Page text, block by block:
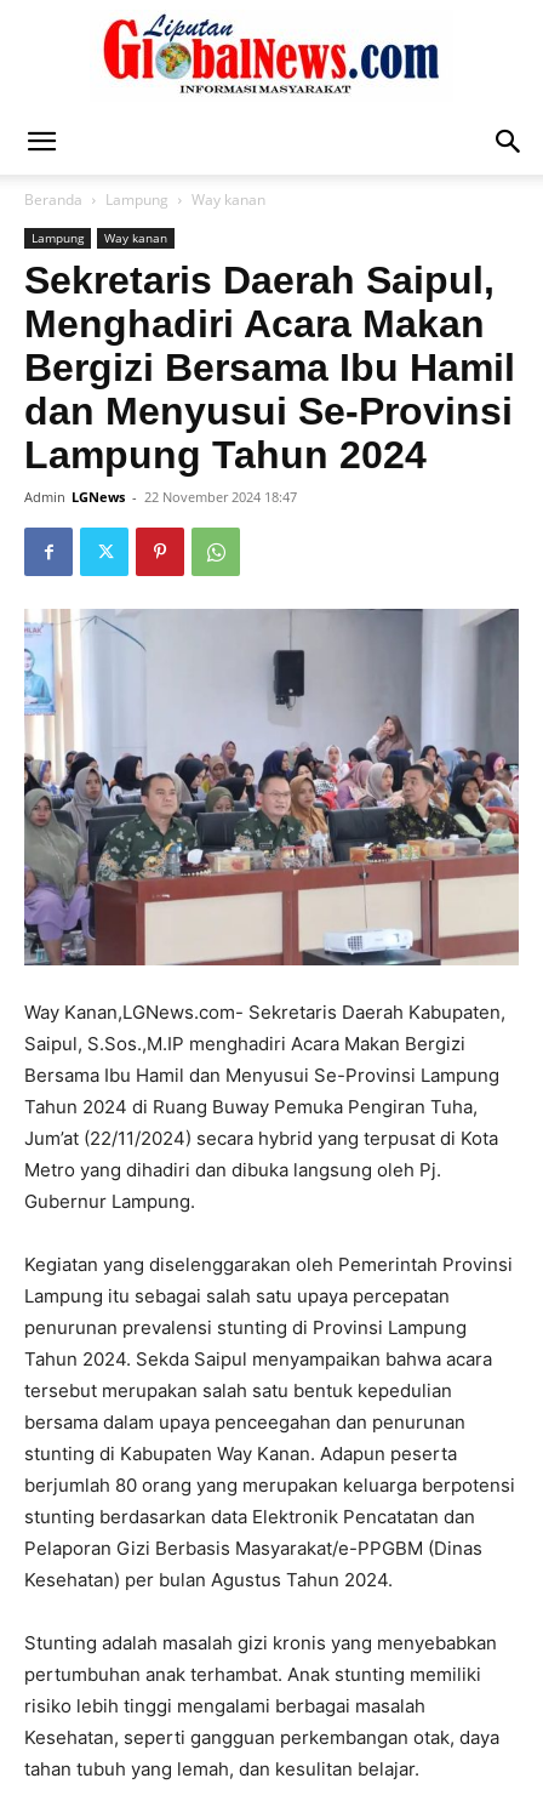
News
Beranda Lampung Way kanan
Lampung Way kanan
Sekretaris Daerah Saipul,
Menghadiri Acara Makan
Bergizi Bersama Ibu Hamil
dan Menyusui Se-Provinsi
Lampung Tahun 2024
Admin LGNews - 22 November 2024 18:47
Way Kanan,LGNews.com- Sekretaris Daerah Kabupaten,
Saipul, S.Sos.,M.IP menghadiri Acara Makan Bergizi
Bersama Ibu Hamil dan Menyusui Se-Provinsi Lampung
Tahun 2024 di Ruang Buway Pemuka Pengiran Tuha,
Jum’at (22/11/2024) secara hybrid yang terpusat di Kota
Metro yang dihadiri dan dibuka langsung oleh Pj.
Gubernur Lampung.
Kegiatan yang diselenggarakan oleh Pemerintah Provinsi
Lampung itu sebagai salah satu upaya percepatan
penurunan prevalensi stunting di Provinsi Lampung
Tahun 2024. Sekda Saipul menyampaikan bahwa acara
tersebut merupakan salah satu bentuk kepedulian
bersama dalam upaya penceegahan dan penurunan
stunting di Kabupaten Way Kanan. Adapun peserta
berjumlah 80 orang yang merupakan keluarga berpotensi
stunting berdasarkan data Elektronik Pencatatan dan
Pelaporan Gizi Berbasis Masyarakat/e-PPGBM (Dinas
Kesehatan) per bulan Agustus Tahun 2024.
Stunting adalah masalah gizi kronis yang menyebabkan
pertumbuhan anak terhambat. Anak stunting memiliki
risiko lebih tinggi mengalami berbagai masalah
Kesehatan, seperti gangguan perkembangan otak, daya
tahan tubuh yang lemah, dan kesulitan belajar.